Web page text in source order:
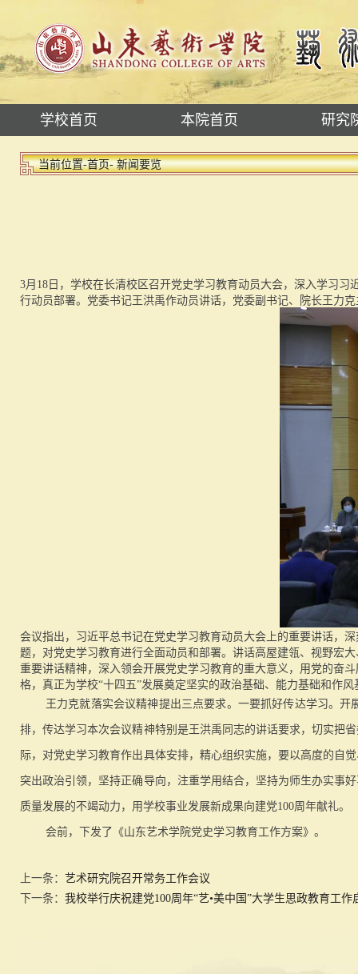
学校首页 本院首页 研究
当前位置-首页- 新闻要览
3月18日，学校在长清校区召开党史学习教育动员大会，深入学习
行动员部署。党委书记王洪禹作动员讲话，党委副书记、院长王力
会议指出，习近平总书记在党史学习教育动员大会上的重要讲话，
题，对党史学习教育进行全面动员和部署。讲话高屋建瓴、视野宏
重要讲话精神，深入领会开展党史学习教育的重大意义，用党的奋
格，真正为学校“十四五”发展奠定坚实的政治基础、能力基础和作风
王力克就落实会议精神提出三点要求。一要抓好传达学习。
排，传达学习本次会议精神特别是王洪禹同志的讲话要求，切实把
际，对党史学习教育作出具体安排，精心组织实施，要以高度的自
突出政治引领，坚持正确导向，注重学用结合，坚持为师生办实事
质量发展的不竭动力，用学校事业发展新成果向建党100周年献礼。
会前，下发了《山东艺术学院党史学习教育工作方案》。
上一条： 艺术研究院召开常务工作会议
下一条： 我校举行庆祝建党100周年“艺•美中国”大学生思政教育工作